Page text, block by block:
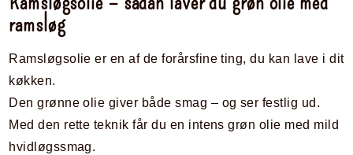
ramsløg
Ramsløgsolie er en af de forårsfine ting, du kan lave i dit
køkken.
Den grønne olie giver både smag – og ser festlig ud.
Med den rette teknik får du en intens grøn olie med mild
hvidløgssmag.